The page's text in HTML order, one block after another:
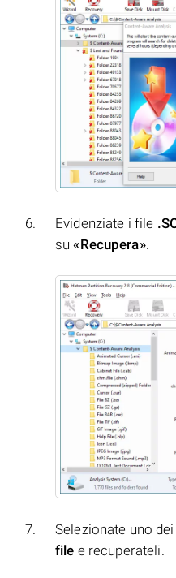
Evidenziate i file
su«Recupera».
Selezionate uno dei
file e recuperateli.